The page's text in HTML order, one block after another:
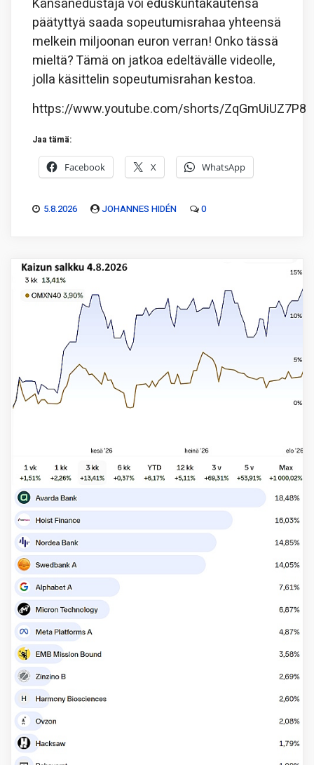
Kansanedustaja voi eduskuntakautensa
päätyttyä saada sopeutumisrahaa yhteensä
melkein miljoonan euron verran! Onko tässä
mieltä? Tämä on jatkoa edeltävälle videolle,
jolla käsittelin sopeutumisrahan kestoa.
https://www.youtube.com/shorts/ZqGmUiUZ7P8
Jaa tämä:
Facebook X WhatsApp
5.8.2026 JOHANNES HIDÉN 0